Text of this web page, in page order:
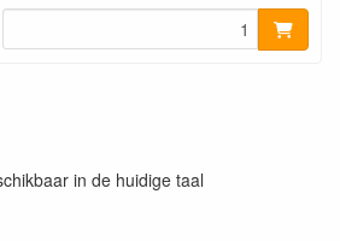
in de huidige taal